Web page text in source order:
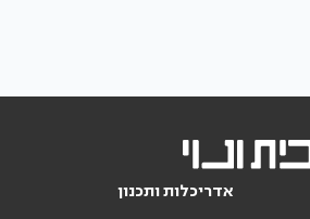
אדריכלות ותכנון